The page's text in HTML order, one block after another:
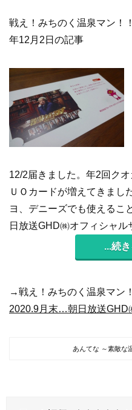
戦え！みちのく温泉マン！
年12月2日の記事
12/2届きました。年2回ク
ＵＯカードが増えてきまし
ヨ、デニーズでも使えるこ
日放送GHD㈱オフィシャル
...続
→戦え！みちのく温泉マン
2020.9月末…朝日放送GHD
あんてな ～素敵な